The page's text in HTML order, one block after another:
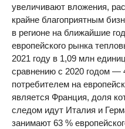
увеличивают вложения,
крайне благоприятным
в регионе на ближайшие
европейского рынка
2021 году в 1,09 млн
сравнению с 2020 годом —
потребителем на
является Франция, доля
следом идут Италия и
занимают 63 %